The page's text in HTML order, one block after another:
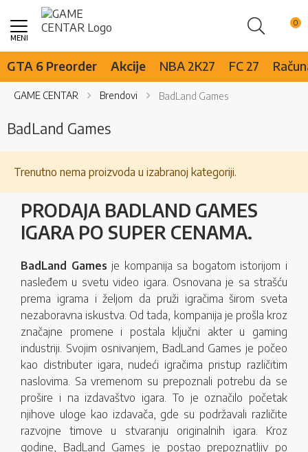
Pretraži
Skip
Content
GTA 6 Preorder Akcije NBA 2K27 FC 27
GAME CENTAR Brendovi BadLand Games
BadLand Games
Trenutno nema proizvoda u izabranoj kategoriji.
PRODAJA BADLAND GAMES
IGARA PO SUPER CENAMA.
BadLand Games je kompanija sa bogatom istorijom i
nasleđem u svetu video igara. Osnovana je sa strašću
prema igrama i željom da pruži igračima širom sveta
nezaboravna iskustva. Od tada, kompanija je prošla kroz
značajne promene i postala ključni akter u gaming
industriji. Svojim osnivanjem, BadLand Games je počeo
kao distributer igara, nudeći igračima pristup različitim
naslovima. Sa vremenom su prepoznali potrebu da se
prošire i na izdavaštvo igara. To je označilo početak
njihove uloge kao izdavača, gde su podržavali različite
razvojne timove u stvaranju originalnih igara. Kroz
godine, BadLand Games je postao prepoznatljiv po